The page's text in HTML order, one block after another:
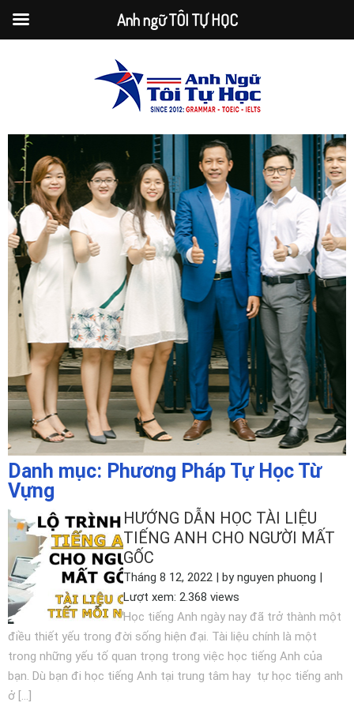
Danh mục: Phương Pháp Tự Học Từ
Vựng
HƯỚNG DẪN HỌC TÀI LIỆU
TIẾNG ANH CHO NGƯỜI MẤT
GỐC
Tháng 8 12, 2022 | by nguyen phuong |
Lượt xem: 2.368 views
Học tiếng Anh ngày nay đã trở thành một
điều thiết yếu trong đời sống hiện đại. Tài liệu chính là một
trong những yếu tố quan trọng trong việc học tiếng Anh của
bạn. Dù bạn đi học tiếng Anh tại trung tâm hay tự học tiếng anh
ở […]
Anh ngữ TÔI TỰ HỌC